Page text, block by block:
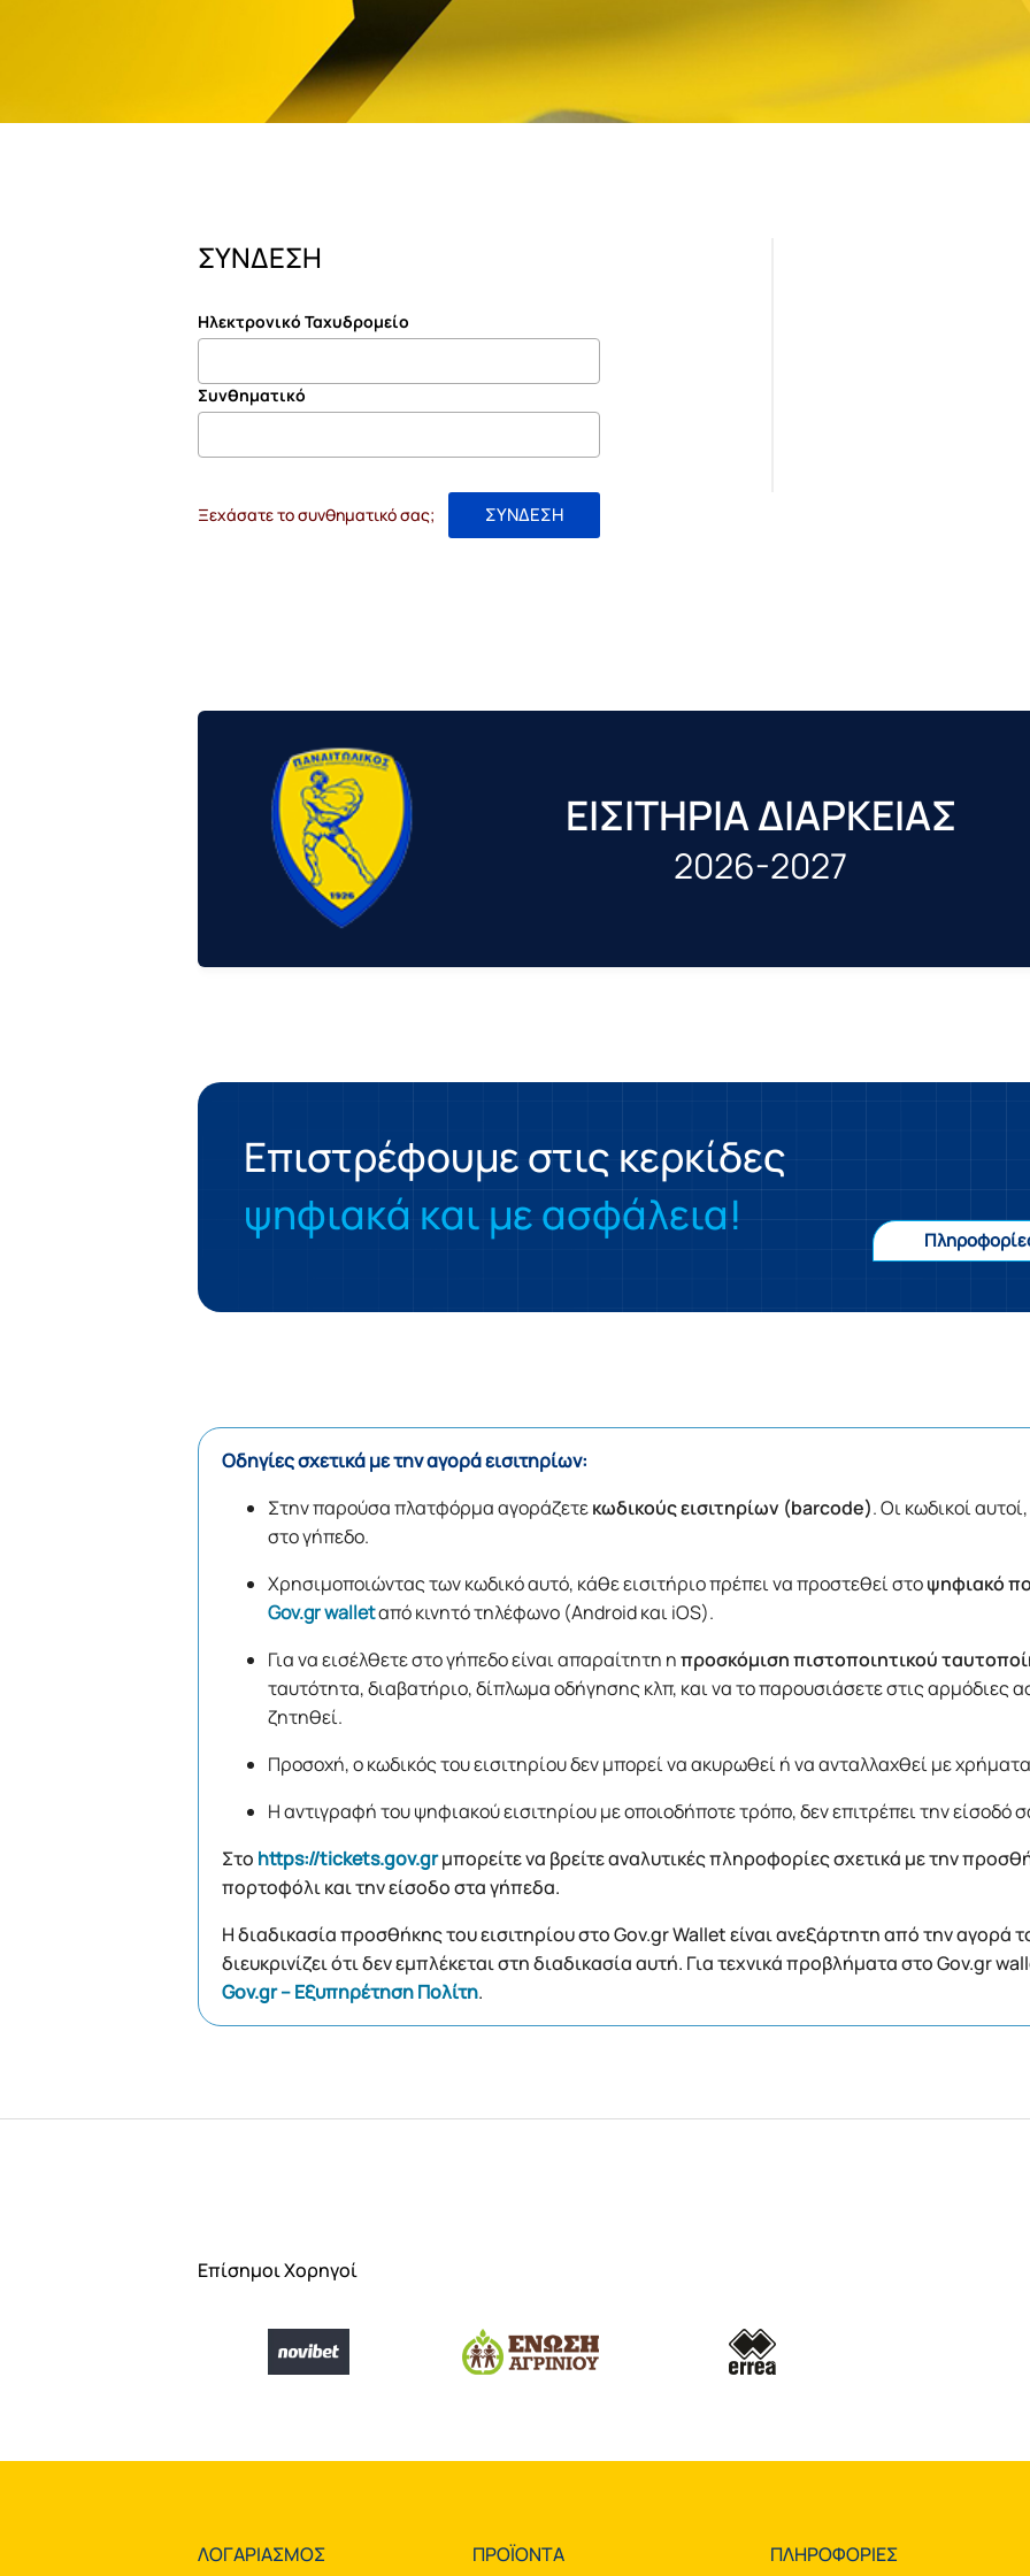
ΣΥΝΔΕΣΗ
Ηλεκτρονικό Ταχυδρομείο
Συνθηματικό
Ξεχάσατε το συνθηματικό σας; ΣΥΝΔΕΣΗ
ΕΙΣΙΤΗΡΙΑ ΔΙΑΡΚΕΙΑΣ
2026-2027
Επιστρέφουμε στις κερκίδες
ψηφιακά και με ασφάλεια!
Οδηγίες σχετικά με την αγορά εισιτηρίων:
Στην παρούσα πλατφόρμα αγοράζετεκωδικούς εισιτηρίων (barcode). Οι κωδικοί
στο γήπεδο.
Χρησιμοποιώντας των κωδικό αυτό, κάθε εισιτήριο πρέπει να προστεθεί στοψηφιακό
Gov.gr walletαπό κινητό τηλέφωνο (Android και iOS).
Για να εισέλθετε στο γήπεδο είναι απαραίτητη ηπροσκόμιση πιστοποιητικού
ταυτότητα, διαβατήριο, δίπλωμα οδήγησης κλπ, και να το παρουσιάσετε στις αρμόδιες
ζητηθεί.
Προσοχή, ο κωδικός του εισιτηρίου δεν μπορεί να ακυρωθεί ή να ανταλλαχθεί με
Η αντιγραφή του ψηφιακού εισιτηρίου με οποιοδήποτε τρόπο, δεν επιτρέπει την είσοδό
Στο https://tickets.gov.grμπορείτε να βρείτε αναλυτικές πληροφορίες σχετικά με την
πορτοφόλι και την είσοδο στα γήπεδα.
Η διαδικασία προσθήκης του εισιτηρίου στο Gov.gr Wallet είναι ανεξάρτητη από την αγορά
διευκρινίζει ότι δεν εμπλέκεται στη διαδικασία αυτή. Για τεχνικά προβλήματα στο Gov.gr
Gov.gr – Εξυπηρέτηση Πολίτη.
Επίσημοι Χορηγοί
ΛΟΓΑΡΙΑΣΜΟΣ ΠΡΟΪΟΝΤΑ ΠΛΗΡΟΦΟΡΙΕΣ